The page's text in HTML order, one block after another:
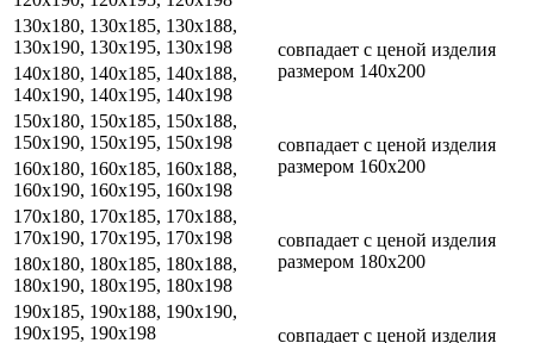
130x180, 130x185, 130x188,
130x190, 130x195, 130x198
совпадает с ценой изделия
размером 140x200
140x180, 140x185, 140x188,
140x190, 140x195, 140x198
150x180, 150x185, 150x188,
150x190, 150x195, 150x198
совпадает с ценой изделия
размером 160x200
160x180, 160x185, 160x188,
160x190, 160x195, 160x198
170x180, 170x185, 170x188,
170x190, 170x195, 170x198
совпадает с ценой изделия
размером 180x200
180x180, 180x185, 180x188,
180x190, 180x195, 180x198
190x185, 190x188, 190x190,
190x195, 190x198
совпадает с ценой изделия